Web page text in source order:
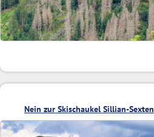
Nein zur Skischaukel Sillian-Sexten